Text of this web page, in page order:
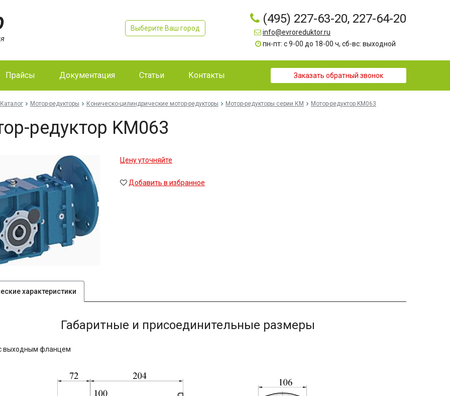
Выберите Ваш город
(495) 227-63-20, 227-64-20
info@evroreduktor.ru
пн-пт: с 9-00 до 18-00 ч, сб-вс: выходной
Прайсы Документация Статьи Контакты Заказать обратный звонок
Каталог Мотор-редукторы Коническо-цилиндрические мотор-редукторы Мотор-редукторы серии КМ Мотор-редуктор KM063
редуктор KM063
Цену уточняйте
Добавить в избранное
характеристики
Габаритные и присоединительные размеры
выходным фланцем